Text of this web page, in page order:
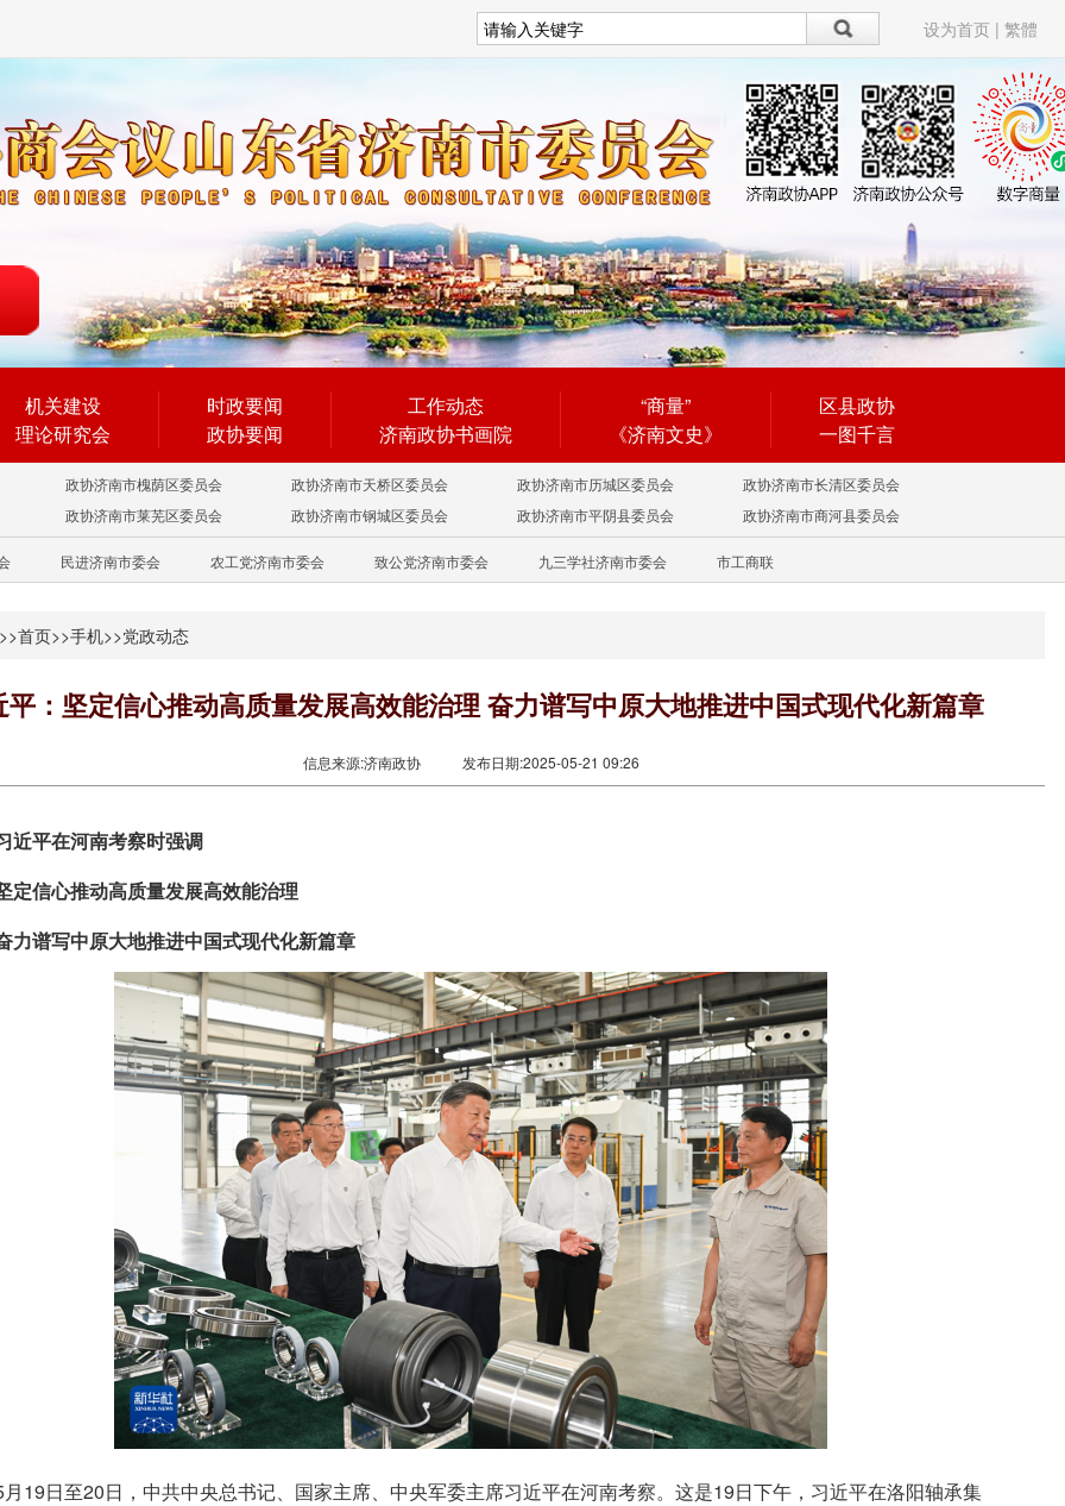
设为首页 | 繁體
机关建设
理论研究会
时政要闻
政协要闻
工作动态
济南政协书画院
“商量”
《济南文史》
区县政协
一图千言
政协济南市槐荫区委员会 政协济南市天桥区委员会 政协济南市历城区委员会
政协济南市长清区委员会
政协济南市莱芜区委员会
政协济南市钢城区委员会 政协济南市平阴县委员会 政协济南市商河县委员会
民进济南市委会 农工党济南市委会 致公党济南市委会 九三学社济南市委会 市工商联
首页>>手机>>党政动态
平：坚定信心推动高质量发展高效能治理 奋力谱写中原大地推进中国式现代化新篇章
信息来源:济南政协 发布日期:2025-05-21 09:26
近平在河南考察时强调
定信心推动高质量发展高效能治理
力谱写中原大地推进中国式现代化新篇章
月19日至20日，中共中央总书记、国家主席、中央军委主席习近平在河南考察。这是19日下午，习近平在洛阳轴承集